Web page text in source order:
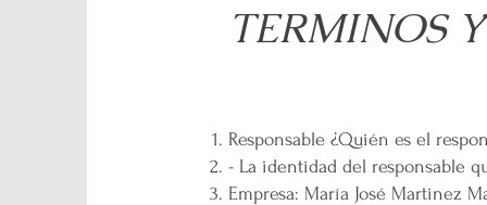
TERMINOS
Responsable ¿Quién es
- La identidad del responsable
Empresa: María José Martinez